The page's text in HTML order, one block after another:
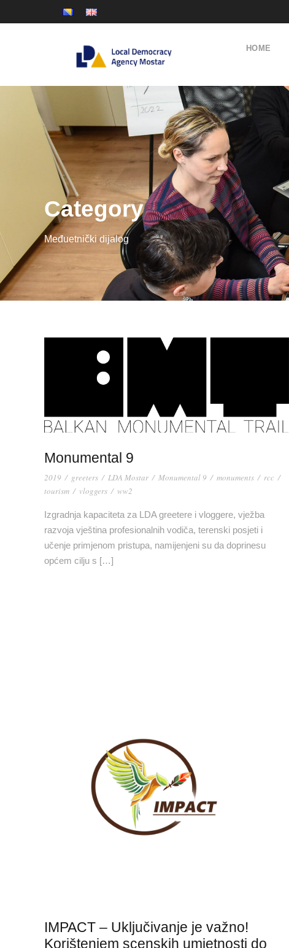
HOME
Category
Međuetnički dijalog
Monumental 9
2019 / greeters / LDA Mostar / Monumental 9 / monuments / rcc /
tourism / vloggers / ww2
Izgradnja kapaciteta za LDA greetere i vloggere, vježba
razvoja vještina profesionalnih vodiča, terenski posjeti i
učenje primjenom pristupa, namijenjeni su da doprinesu
općem cilju s […]
IMPACT – Uključivanje je važno!
Korištenjem scenskih umjetnosti do